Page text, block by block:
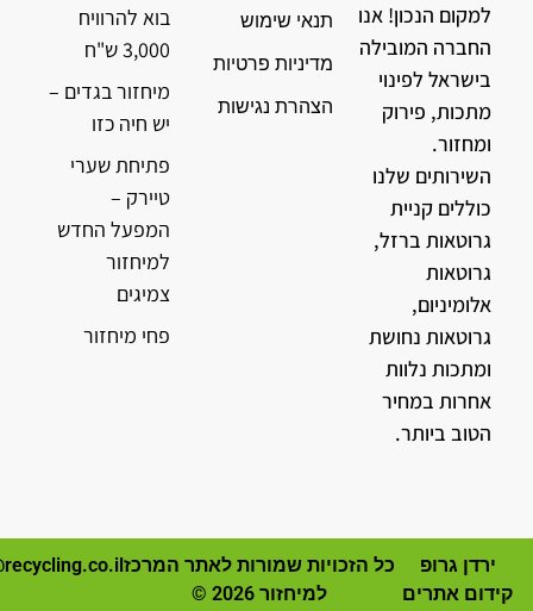
למקום הנכון! אנו
החברה המובילה
בישראל לפינוי
מתכות, פירוק
ומחזור.
השירותים שלנו
כוללים קניית
גרוטאות ברזל,
גרוטאות
אלומיניום,
גרוטאות נחושת
ומתכות נלוות
אחרות במחיר
הטוב ביותר.
תנאי שימוש
מדיניות פרטיות
הצהרת נגישות
בוא להרוויח
3,000 ש"ח
מיחזור בגדים –
יש חיה כזו
פתיחת שערי
טיירק –
המפעל החדש
למיחזור
צמיגים
פחי מיחזור
ירדן גרופ
קידום אתרים
כל הזכויות שמורות לאתר המרכז
למיחזור 2026 ©